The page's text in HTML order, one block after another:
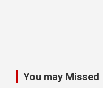
You may Missed